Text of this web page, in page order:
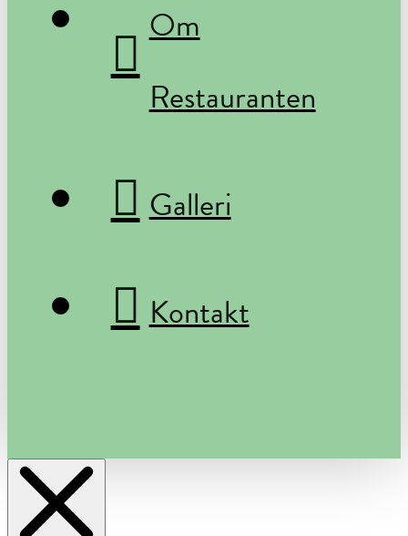
Om
Restauranten
Galleri
Kontakt